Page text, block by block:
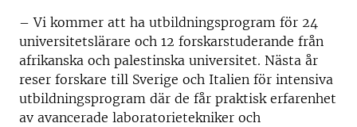
– Vi kommer att ha utbildningsprogram för 24
universitetslärare och 12 forskarstuderande från
afrikanska och palestinska universitet. Nästa år
reser forskare till Sverige och Italien för intensiva
utbildningsprogram där de får praktisk erfarenhet
av avancerade laboratorietekniker och